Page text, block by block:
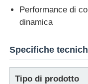
Contattaci
azionamento a
Performance di
dinamica
Specifiche
Tipo di prodotto